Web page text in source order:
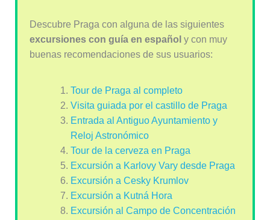
Descubre Praga con alguna de las siguientes
excursiones con guía en español y con muy
buenas recomendaciones de sus usuarios:
Tour de Praga al completo
Visita guiada por el castillo de Praga
Entrada al Antiguo Ayuntamiento y
Reloj Astronómico
Tour de la cerveza en Praga
Excursión a Karlovy Vary desde Praga
Excursión a Cesky Krumlov
Excursión a Kutná Hora
Excursión al Campo de Concentración